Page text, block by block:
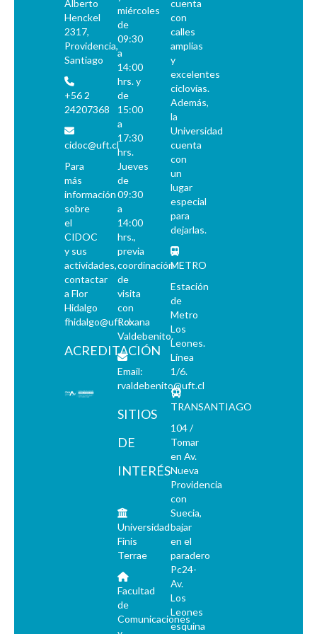
FMA - Fernando Matthei Aubel
Alberto
Henckel
2317,
Providencia,
Santiago
+56 2
24207368
cidoc@uft.cl
Para
más
información
sobre
el
CIDOC
y sus
actividades,
contactar
a Flor
Hidalgo
fhidalgo@uft.cl
ACREDITACIÓN
miércoles
de
09:30
a
14:00
hrs. y
de
15:00
a
17:30
hrs.
Jueves
de
09:30
a
14:00
hrs.,
previa
coordinación
de
visita
con
Roxana
Valdebenito.
Email:
rvaldebenito@uft.cl
SITIOS
DE
INTERÉS
Universidad
Finis
Terrae
Facultad
de
Comunicaciones
cuenta
con
calles
amplias
y
excelentes
ciclovías.
Además,
la
Universidad
cuenta
con
un
lugar
especial
para
dejarlas.
METRO
Estación
de
Metro
Los
Leones.
Línea
1/6.
TRANSANTIAGO
104 /
Tomar
en Av.
Nueva
Providencia
con
Suecia,
bajar
en el
paradero
Pc24-
Av.
Los
Leones
esquina